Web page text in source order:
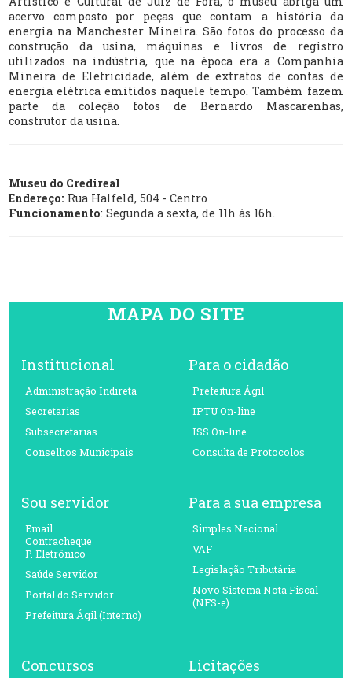
acervo composto por peças que contam a história da
energia na Manchester Mineira. São fotos do processo da
construção da usina, máquinas e livros de registro
utilizados na indústria, que na época era a Companhia
Mineira de Eletricidade, além de extratos de contas de
energia elétrica emitidos naquele tempo. Também fazem
parte da coleção fotos de Bernardo Mascarenhas,
construtor da usina.
Museu do Credireal
Endereço: Rua Halfeld, 504 - Centro
Funcionamento: Segunda a sexta, de 11h às 16h.
MAPA DO SITE
Institucional
Administração Indireta
Secretarias
Subsecretarias
Conselhos Municipais
Para o cidadão
Prefeitura Ágil
IPTU On-line
ISS On-line
Consulta de Protocolos
Sou servidor
Email
Contracheque
P. Eletrônico
Saúde Servidor
Portal do Servidor
Prefeitura Ágil (Interno)
Para a sua empresa
Simples Nacional
VAF
Legislação Tributária
Novo Sistema Nota Fiscal
(NFS-e)
Concursos Licitações